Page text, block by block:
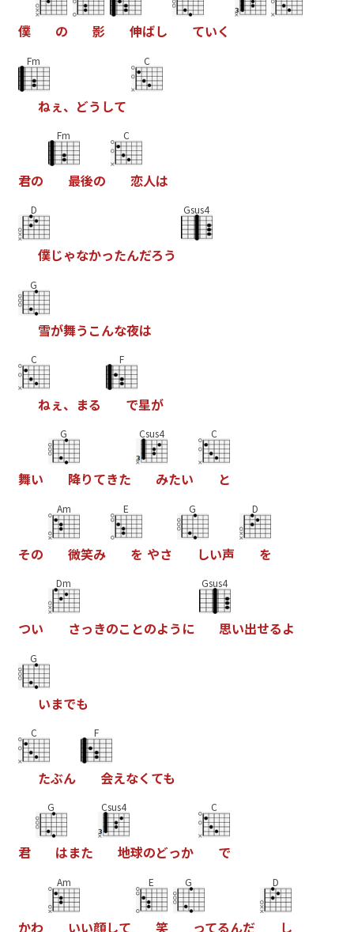
僕 の 影 伸ばし ていく
Fm
ねぇ、 どう して
C
君の
Fm
最後の
C
恋人は
D
僕じゃなかったんだろう
Gsus4
G
雪が舞う こんな夜は
C
ねぇ、 まる
F
で星が
舞い
G
降りてきた
Csus4
みたい
C
と
その
Am
微笑み
E
を やさ
G
しい声
D
を
つい
Dm
さっきのこ とのよう に
Gsus4
思い出せるよ
G
いまでも
C
たぶん
F
会えなく ても
君
G
はまた
Csus4
地球のどっか
C
で
かわ
Am
いい顔して
E
笑
G
ってるんだ
D
し